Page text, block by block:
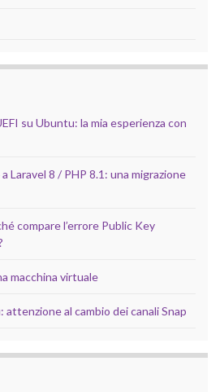
su Ubuntu: la mia esperienza con
Laravel 8 / PHP 8.1: una migrazione
compare l’errore Public Key
macchina virtuale
al cambio dei canali Snap